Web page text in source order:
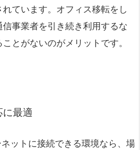
ています。オフィス移転をし
事業者を引き続き利用するな
とがないのがメリットです。
最適
ットに接続できる環境なら、場